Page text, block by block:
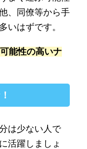
、同僚等から手
いはずです。
能性の高いナ
は少ない人で
活躍しましょ